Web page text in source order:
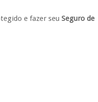
e fazer seu Seguro de